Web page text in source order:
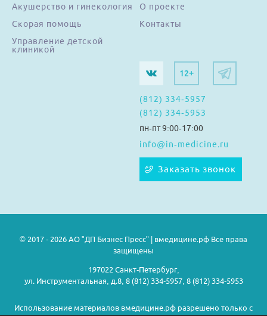
Акушерство и гинекология
Скорая помощь
Управление детской
клиникой
О проекте
Контакты
12+
(812) 334-5957
(812) 334-5953
пн-пт 9:00-17:00
info@in-medicine.ru
Заказать звонок
© 2017 - 2026 АО "ДП Бизнес Пресс" | вмедицине.рф Все права
защищены
197022 Санкт-Петербург,
ул. Инструментальная, д.8, 8 (812) 334-5957, 8 (812) 334-5953
Использование материалов вмедицине.рф разрешено только с